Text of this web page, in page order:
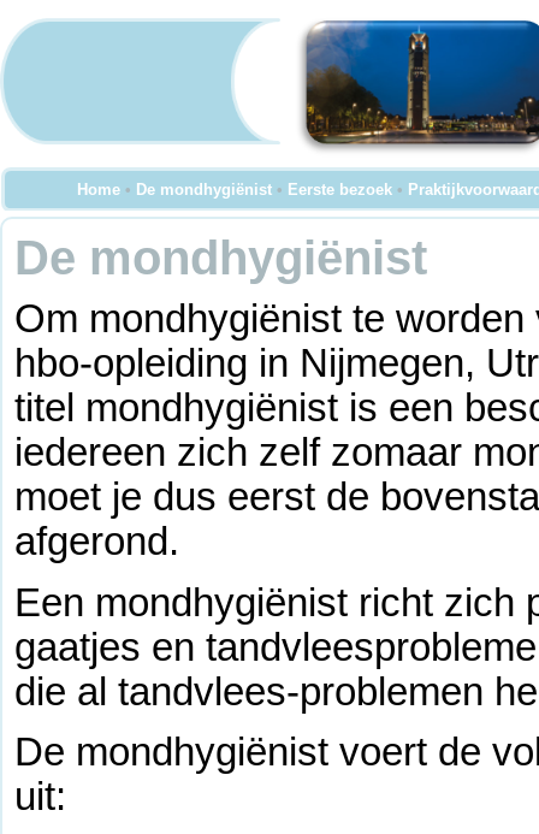
Home • De mondhygiënist • Eerste bezoek •
De mondhygiënist
Om mondhygiënist te
hbo-opleiding in Nijmegen,
titel mondhygiënist is een
iedereen zich zelf zomaar
moet je dus eerst de
afgerond.
Een mondhygiënist richt zich
gaatjes en
die al tandvlees-problemen
De mondhygiënist voert de
uit: